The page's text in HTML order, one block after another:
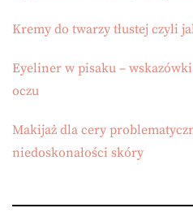
Kremy do twarzy tłustej czyli
Eyeliner w pisaku –
oczu
Makijaż dla cery
niedoskonałości skóry